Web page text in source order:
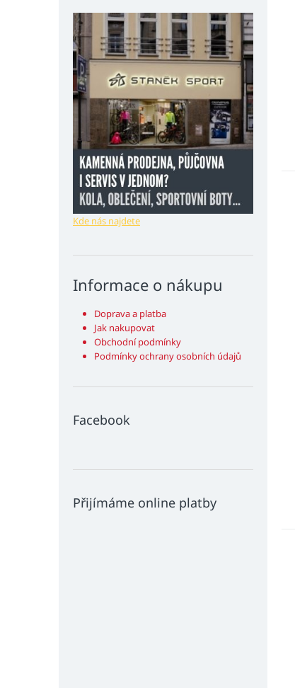
Kde nás najdete
Informace o nákupu
Doprava a platba
Jak nakupovat
Obchodní podmínky
Podmínky ochrany osobních údajů
Facebook
Přijímáme online platby